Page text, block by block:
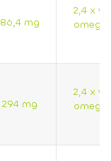
86,4 mg
2,4 x
omega
294 mg
2,4 x
omega